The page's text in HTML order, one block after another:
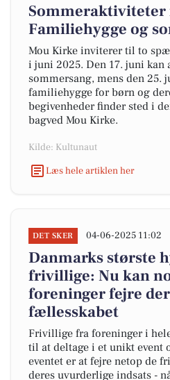
Sommeraktiviteter
Familiehygge og
Mou Kirke inviterer til to
i juni 2025. Den 17. juni kan
sommersang, mens den 25.
familiehygge for børn og
begivenheder finder sted i
bagved Mou Kirke.
Kilde: Kultunaut
Læs hele artiklen her
DET SKER 04-06-2025 11:02
Danmarks største
frivillige: Nu kan
foreninger fejre
fællesskabet
Frivillige fra foreninger i
til at deltage i et unikt event
eventet er at fejre netop de
deres uvurderlige indsats -